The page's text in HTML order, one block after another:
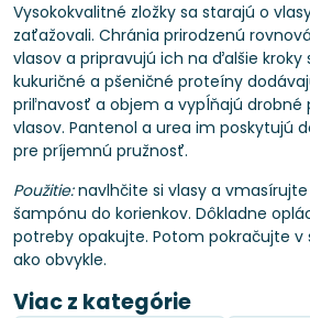
Vysokokvalitné zložky sa starajú o
zaťažovali. Chránia prirodzenú
vlasov a pripravujú ich na ďalšie kroky
kukuričné ​​a pšeničné proteíny
priľnavosť a objem a vypĺňajú drobné
vlasov. Pantenol a urea im poskytujú
pre príjemnú pružnosť.
Použitie:navlhčite si vlasy a
šampónu do korienkov. Dôkladne
potreby opakujte. Potom pokračujte v
ako obvykle.
Viac z kategórie